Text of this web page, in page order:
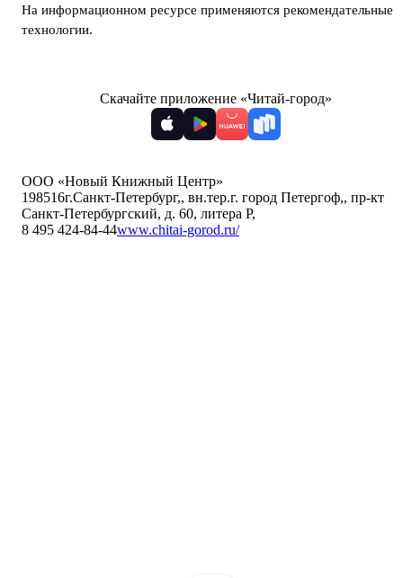
На информационном ресурсе применяются рекомендательные
технологии.
Скачайте приложение «Читай-город»
ООО «Новый Книжный Центр»
198516г.Санкт-Петербург,, вн.тер.г. город Петергоф,, пр-кт
Санкт-Петербургский, д. 60, литера Р,
8 495 424-84-44www.chitai-gorod.ru/